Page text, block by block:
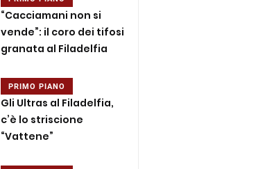
“Cacciamani non si
vende”: il coro dei tifosi
granata al Filadelfia
PRIMO PIANO
Gli Ultras al Filadelfia,
c’è lo striscione
“Vattene”